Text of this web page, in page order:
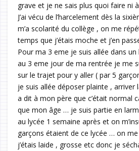
grave et je ne sais plus quoi faire ni
J’ai vécu de l’harcelement dès la
m’a scolarité du collège , on me
temps que j’étais moche et j’en
Pour ma 3 eme je suis allée dans
au 3 eme jour de ma rentrée je me
sur le trajet pour y aller ( par 5
je suis allée déposer plainte , arriver
a dit à mon père que c’était normal
que mon âge … je suis partie en
au lycée 1 semaine après et on
garçons étaient de ce lycée … on
j’étais laide , grosse etc donc je